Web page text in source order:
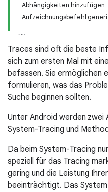
Abhängigkeiten hinzufügen
Aufzeichnungsbefehl
Traces sind oft die beste
sich zum ersten Mal mit
befassen. Sie ermöglichen
formulieren, was das
Suche beginnen sollten.
Unter Android werden
System-Tracing und
Da beim System-Tracing
speziell für das Tracing
gering und die Leistung
beeinträchtigt. Das